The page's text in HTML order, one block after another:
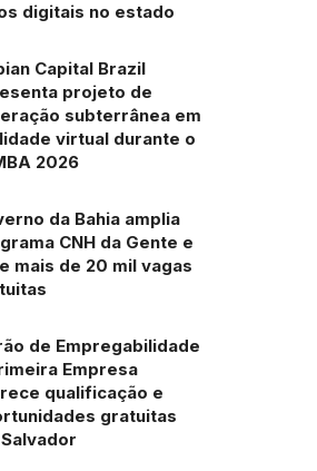
digitais no estado
Capital Brazil
projeto de
subterrânea em
virtual durante o
2026
da Bahia amplia
CNH da Gente e
mais de 20 mil vagas
de Empregabilidade
Empresa
qualificação e
gratuitas